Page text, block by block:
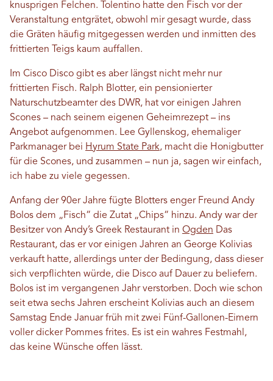
knusprigen Felchen. Tolentino hatte den Fisch vor der
Veranstaltung entgrätet, obwohl mir gesagt wurde, dass
die Gräten häufig mitgegessen werden und inmitten des
frittierten Teigs kaum auffallen.
Im Cisco Disco gibt es aber längst nicht mehr nur
frittierten Fisch. Ralph Blotter, ein pensionierter
Naturschutzbeamter des DWR, hat vor einigen Jahren
Scones – nach seinem eigenen Geheimrezept – ins
Angebot aufgenommen. Lee Gyllenskog, ehemaliger
Parkmanager bei Hyrum State Park, macht die Honigbutter
für die Scones, und zusammen – nun ja, sagen wir einfach,
ich habe zu viele gegessen.
Anfang der 90er Jahre fügte Blotters enger Freund Andy
Bolos dem „Fisch“ die Zutat „Chips“ hinzu. Andy war der
Besitzer von Andy’s Greek Restaurant in Ogden Das
Restaurant, das er vor einigen Jahren an George Kolivias
verkauft hatte, allerdings unter der Bedingung, dass dieser
sich verpflichten würde, die Disco auf Dauer zu beliefern.
Bolos ist im vergangenen Jahr verstorben. Doch wie schon
seit etwa sechs Jahren erscheint Kolivias auch an diesem
Samstag Ende Januar früh mit zwei Fünf-Gallonen-Eimern
voller dicker Pommes frites. Es ist ein wahres Festmahl,
das keine Wünsche offen lässt.